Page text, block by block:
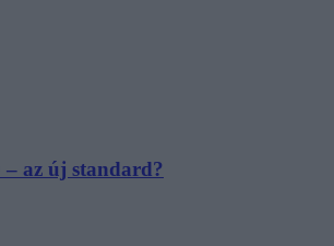
az új standard?